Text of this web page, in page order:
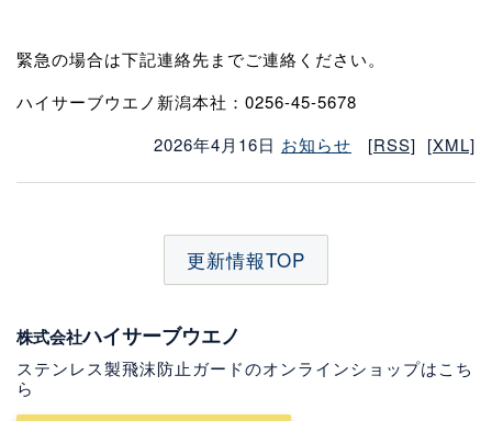
緊急の場合は下記連絡先までご連絡ください。
ハイサーブウエノ新潟本社：0256-45-5678
2026年4月16日 お知らせ [RSS] [XML]
更新情報TOP
株式会社ハイサーブウエノ
ステンレス製飛沫防止ガードのオンラインショップはこち
ら
オンラインショップ
本社facebook